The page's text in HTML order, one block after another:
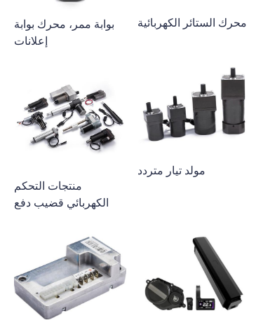
بوابة ممر، محرك بوابة
إعلانات
محرك الستائر الكهربائية
منتجات التحكم
الكهربائي قضيب دفع
مولد تيار متردد